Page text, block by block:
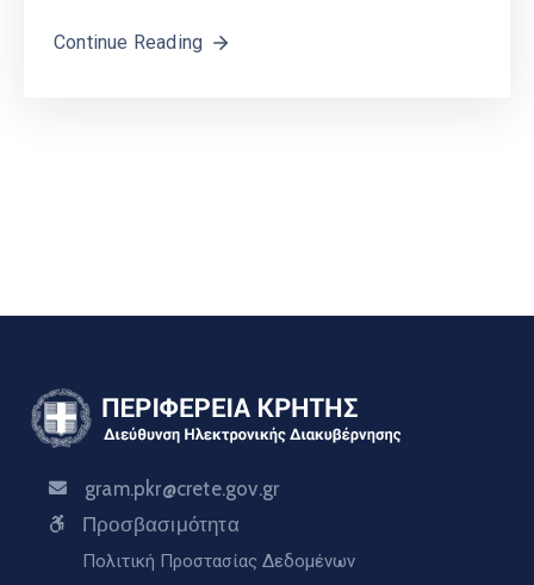
Continue Reading
gram.pkr@crete.gov.gr
Προσβασιμότητα
Πολιτική Προστασίας Δεδομένων